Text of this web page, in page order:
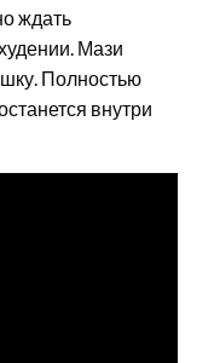
ждать
Мази
Полностью
внутри